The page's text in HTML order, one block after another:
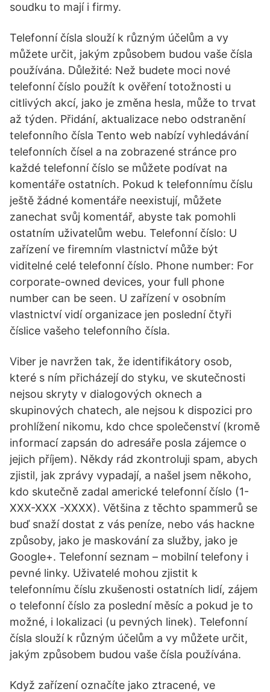
soudku to mají i firmy.
Telefonní čísla slouží k různým účelům a vy
můžete určit, jakým způsobem budou vaše čísla
používána. Důležité: Než budete moci nové
telefonní číslo použít k ověření totožnosti u
citlivých akcí, jako je změna hesla, může to trvat
až týden. Přidání, aktualizace nebo odstranění
telefonního čísla Tento web nabízí vyhledávání
telefonních čísel a na zobrazené stránce pro
každé telefonní číslo se můžete podívat na
komentáře ostatních. Pokud k telefonnímu číslu
ještě žádné komentáře neexistují, můžete
zanechat svůj komentář, abyste tak pomohli
ostatním uživatelům webu. Telefonní číslo: U
zařízení ve firemním vlastnictví může být
viditelné celé telefonní číslo. Phone number: For
corporate-owned devices, your full phone
number can be seen. U zařízení v osobním
vlastnictví vidí organizace jen poslední čtyři
číslice vašeho telefonního čísla.
Viber je navržen tak, že identifikátory osob,
které s ním přicházejí do styku, ve skutečnosti
nejsou skryty v dialogových oknech a
skupinových chatech, ale nejsou k dispozici pro
prohlížení nikomu, kdo chce společenství (kromě
informací zapsán do adresáře posla zájemce o
jejich příjem). Někdy rád zkontroluji spam, abych
zjistil, jak zprávy vypadají, a našel jsem někoho,
kdo skutečně zadal americké telefonní číslo (1-
XXX-XXX -XXXX). Většina z těchto spammerů se
buď snaží dostat z vás peníze, nebo vás hackne
způsoby, jako je maskování za služby, jako je
Google+. Telefonní seznam – mobilní telefony i
pevné linky. Uživatelé mohou zjistit k
telefonnímu číslu zkušenosti ostatních lidí, zájem
o telefonní číslo za poslední měsíc a pokud je to
možné, i lokalizaci (u pevných linek). Telefonní
čísla slouží k různým účelům a vy můžete určit,
jakým způsobem budou vaše čísla používána.
Když zařízení označíte jako ztracené, ve